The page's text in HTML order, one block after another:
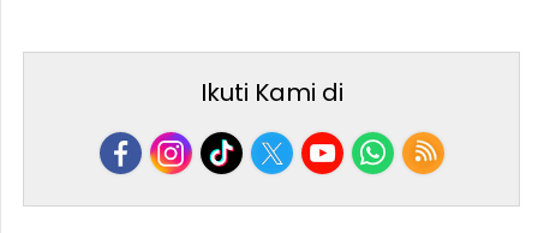
Ikuti Kami di